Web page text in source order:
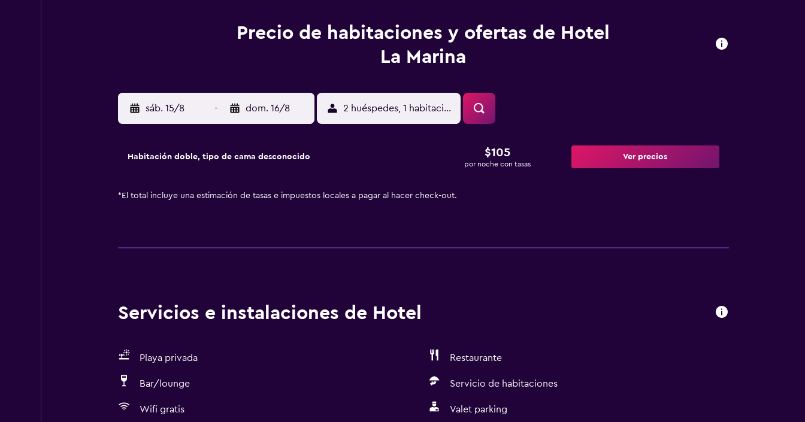
Precio de habitaciones y ofertas de Hotel
La Marina
sáb. 15/8 - dom. 16/8 2 huéspedes, 1 habitación
Habitación doble, tipo de cama desconocido $105
por noche con tasas
Ver precios
* El total incluye una estimación de tasas e impuestos locales a pagar al hacer check-out.
Servicios e instalaciones de Hotel
Playa privada Restaurante
Bar/lounge Servicio de habitaciones
Wifi gratis Valet parking